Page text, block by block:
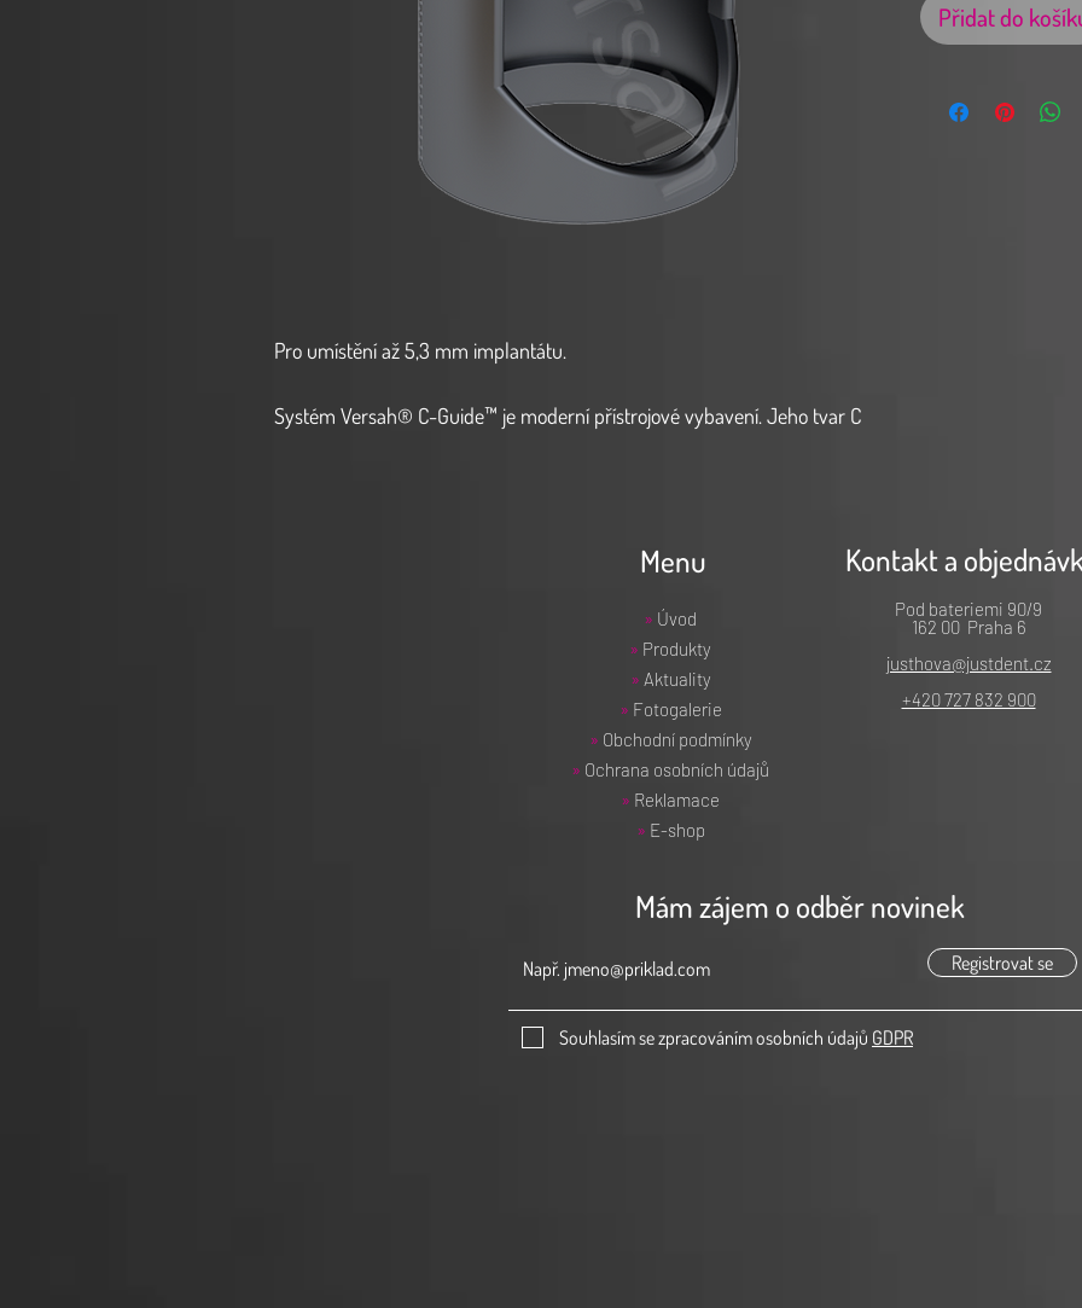
Pro umístění až 5,3 mm implantátu.
Systém Versah® C-Guide™ je moderní přístrojové vybavení. Jeho tvar C
umožňovaly přiměřenou irigaci. Versah® G-Stop™ umožňuje bezklíčové
asistované operace s možností přesných a snadných výkonů ve více
Přidat do
Menu
» Úvod
» Produkty
» Aktuality
» Fotogalerie
» Obchodní podmínky
» Ochrana osobních údajů
» Reklamace
» E-shop
Kontakt a
Pod bateriemi 90/9
162 00 Praha 6
justhova@justdent.cz
+420 727 832 900
Mám zájem o odběr novinek
Registrovat se
Souhlasím se zpracováním osobních údajů GDPR